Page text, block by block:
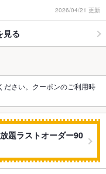
2026/04/21 更新
見る
ださい。クーポンのご利用時
題ラストオーダー90